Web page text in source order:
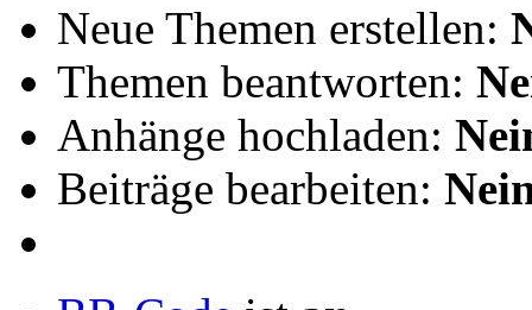
Neue Themen erstellen:
Themen beantworten:
Anhänge hochladen:
Beiträge bearbeiten: